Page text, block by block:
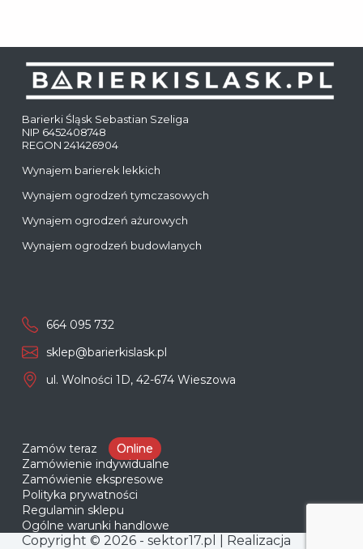
Barierki Śląsk Sebastian Szeliga
NIP 6452408748
REGON 241426904
Wynajem barierek lekkich
Wynajem ogrodzeń tymczasowych
Wynajem ogrodzeń ażurowych
Wynajem ogrodzeń budowlanych
664 095 732
sklep@barierkislask.pl
ul. Wolności 1D, 42-674 Wieszowa
Zamów teraz
Online
Zamówienie indywidualne
Zamówienie ekspresowe
Polityka prywatności
Regulamin sklepu
Ogólne warunki handlowe
Copyright © 2026 - sektor17.pl | Realizacja